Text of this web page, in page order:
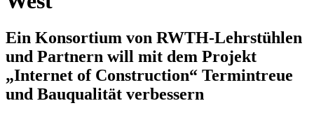
Ein Konsortium von RWTH-Lehrstühlen
und Partnern will mit dem Projekt
„Internet of Construction“ Termintreue
und Bauqualität verbessern